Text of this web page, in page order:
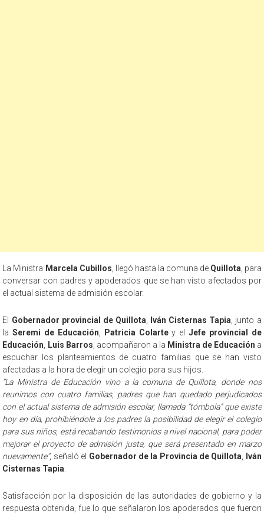
La Ministra Marcela Cubillos , llegó hasta la comuna de Quillota , para
conversar con padres y apoderados que se han visto afectados por
el actual sistema de admisión escolar.
El Gobernador provincial de Quillota Iván Cisternas Tapia , junto a
laSeremi de Educación Patricia Colartey el Jefe provincial de
Educación
Luis Barros , acompañaron a la Ministra de Educación a
escuchar los planteamientos de cuatro familias que se han visto
afectadas a la hora de elegir un colegio para sus hijos.
“La Ministra de Educación vino a la comuna de Quillota, donde nos
reunimos con cuatro familias, padres que han quedado perjudicados
con el actual sistema de admisión escolar, llamada “tómbola” que existe
hoy en día, prohibiéndole a los padres la posibilidad de elegir el colegio
para sus niños, está recabando testimonios a nivel nacional, para poder
mejorar el proyecto de admisión justa, que será presentado en marzo
nuevamente”, señaló el Gobernador de la Provincia de Quillota
Iván
Cisternas Tapia
Satisfacción por la disposición de las autoridades de gobierno y la
respuesta obtenida, fue lo que señalaron los apoderados que fueron